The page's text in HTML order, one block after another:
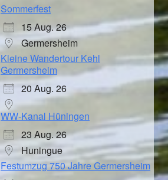
Sommerfest
15 Aug. 26
Germersheim
Kleine Wandertour Kehl
Germersheim
20 Aug. 26
WW-Kanal Hüningen
23 Aug. 26
Huningue
Festumzug 750 Jahre Germersheim